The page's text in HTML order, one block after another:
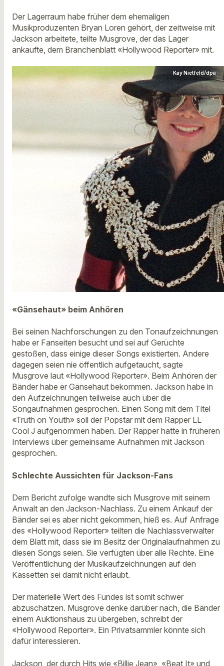
Der Lagerraum habe früher dem ehemaligen
Musikproduzenten Bryan Loren gehört, der zeitweise mit
Jackson arbeitete, teilte Musgrove, der das Lager
ankaufte, dem Branchenblatt «Hollywood Reporter» mit.
Kay Nietfeld/dpa
«Gänsehaut» beim Anhören
Bei seinen Nachforschungen zu den Tonaufzeichnungen
habe er Fanseiten besucht und sei auf Gerüchte
gestoßen, dass einige dieser Songs existierten. Andere
dagegen seien nie öffentlich aufgetaucht, sagte
Musgrove laut «Hollywood Reporter». Beim Anhören der
Bänder habe er Gänsehaut bekommen. Jackson habe in
den Aufzeichnungen teilweise auch über die
Songaufnahmen gesprochen. Einen Song mit dem Titel
«Truth on Youth» soll der Popstar mit dem Rapper LL
Cool J aufgenommen haben. Der Rapper hatte in früheren
Interviews über gemeinsame Aufnahmen mit Jackson
gesprochen.
Schlechte Aussichten für Jackson-Fans
Dem Bericht zufolge wandte sich Musgrove mit seinem
Anwalt an den Jackson-Nachlass. Zu einem Ankauf der
Bänder sei es aber nicht gekommen, hieß es. Auf Anfrage
des «Hollywood Reporter» teilten die Nachlassverwalter
dem Blatt mit, dass sie im Besitz der Originalaufnahmen zu
diesen Songs seien. Sie verfügten über alle Rechte. Eine
Veröffentlichung der Musikaufzeichnungen auf den
Kassetten sei damit nicht erlaubt.
Der materielle Wert des Fundes ist somit schwer
abzuschätzen. Musgrove denke darüber nach, die Bänder
einem Auktionshaus zu übergeben, schreibt der
«Hollywood Reporter». Ein Privatsammler könnte sich
dafür interessieren.
Jackson, der durch Hits wie «Billie Jean», «Beat It» und